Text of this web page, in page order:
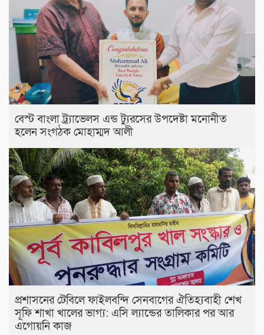
বেস্ট বাংলা ট্র্যাভেলস এন্ড ট্যুরসের উপদেষ্টা মনোনীত
হলেন সংগঠক মোহাম্মদ আলী
প্রশাসনের টেবিলে ফাইলবন্দি সেনবাগের ঐতিহ্যবাহী শেখ
সূফি শাখা খালের ভাগ্য: এসি ল্যান্ডের তালিকার পর আর
এগোয়নি কাজ